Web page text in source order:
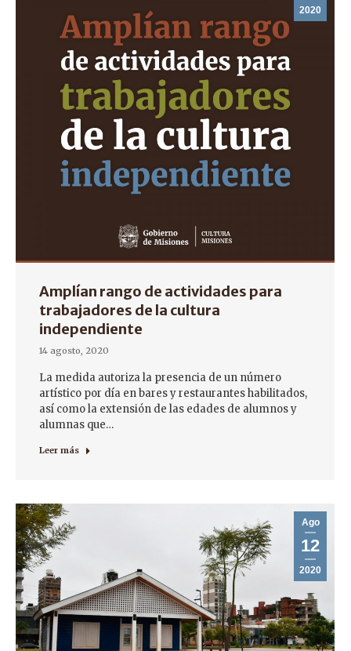
2020
Amplían rango de actividades para
trabajadores de la cultura
independiente
14 agosto, 2020
La medida autoriza la presencia de un número
artístico por día en bares y restaurantes habilitados,
así como la extensión de las edades de alumnos y
alumnas que…
Leer más
Ago
12
2020